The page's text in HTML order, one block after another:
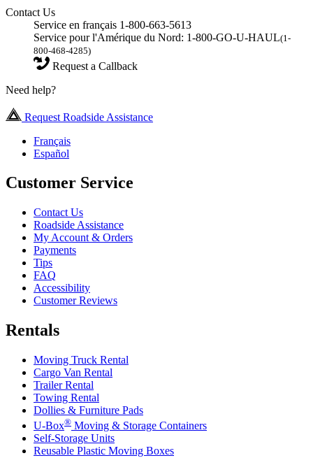
Contact Us
Service en français 1-800-663-5613
Service pour l'Amérique du Nord: 1-800-GO-U-HAUL(1-
800-468-4285)
Request a Callback
Need help?
Request Roadside Assistance
Français
Español
Customer Service
Contact Us
Roadside Assistance
My Account & Orders
Payments
Tips
FAQ
Accessibility
Customer Reviews
Rentals
Moving Truck Rental
Cargo Van Rental
Trailer Rental
Towing Rental
Dollies & Furniture Pads
U-Box® Moving & Storage Containers
Self-Storage Units
Reusable Plastic Moving Boxes